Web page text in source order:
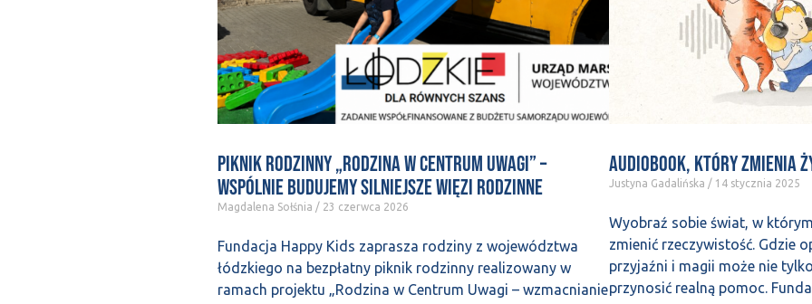
Piknik rodzinny „Rodzina w Centrum Uwagi” –
wspólnie budujemy silniejsze więzi rodzinne
Magdalena Sołśnia 23 czerwca 2026
Fundacja Happy Kids zaprasza rodziny z województwa
łódzkiego na bezpłatny piknik rodzinny realizowany w
ramach projektu „Rodzina w Centrum Uwagi – wzmacnianie
Audiobook, który zmienia
Justyna Gadalińska 14 stycznia 2025
Wyobraź sobie świat, w
zmienić rzeczywistość. Gdzie
przyjaźni i magii może nie
przynosić realną pomoc.